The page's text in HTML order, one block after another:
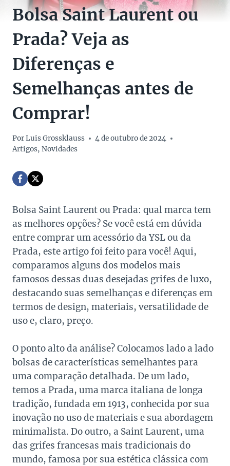
Bolsa Saint Laurent ou
Prada? Veja as
Diferenças e
Semelhanças antes de
Comprar!
PorLuis Grossklauss
4 de outubro de 2024
Artigos, Novidades
Bolsa Saint Laurent ou Prada: qual marca tem
as melhores opções? Se você está em dúvida
entre comprar um acessório da YSL ou da
Prada, este artigo foi feito para você! Aqui,
comparamos alguns dos modelos mais
famosos dessas duas desejadas grifes de luxo,
destacando suas semelhanças e diferenças em
termos de design, materiais, versatilidade de
uso e, claro, preço.
O ponto alto da análise? Colocamos lado a lado
bolsas de características semelhantes para
uma comparação detalhada. De um lado,
temos a Prada, uma marca italiana de longa
tradição, fundada em 1913, conhecida por sua
inovação no uso de materiais e sua abordagem
minimalista. Do outro, a Saint Laurent, uma
das grifes francesas mais tradicionais do
mundo, famosa por sua estética clássica com